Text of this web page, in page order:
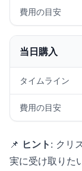
費用の目安
当日購入
タイムライン
費用の目安
📌 ヒント : クリ
実に受け取りた